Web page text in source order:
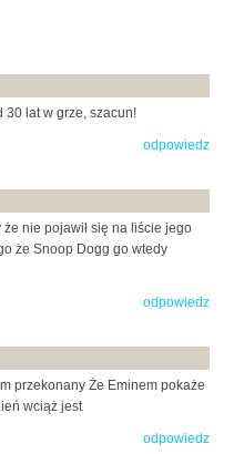
30 lat w grze, szacun!
odpowiedz
że nie pojawił się na liście jego
że Snoop Dogg go wtedy
odpowiedz
przekonany Że Eminem pokaże
wciąż jest
odpowiedz